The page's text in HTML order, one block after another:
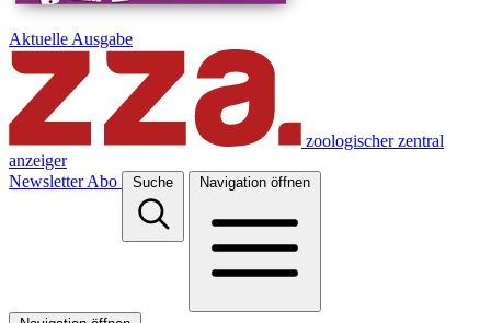
Aktuelle Ausgabe
zoologischer zentral
anzeiger
Newsletter Abo Suche Navigation öffnen